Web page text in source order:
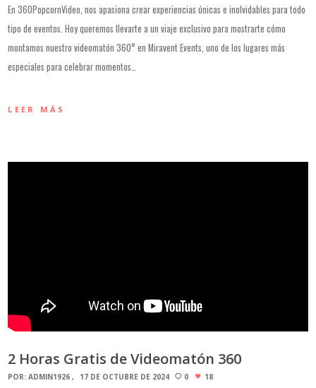
En 360PopcornVideo, nos apasiona crear experiencias únicas e inolvidables para todo
tipo de eventos. Hoy queremos llevarte a un viaje exclusivo para mostrarte cómo
montamos nuestro videomatón 360° en Miravent Events, uno de los lugares más
especiales para celebrar momentos…
LEER MÁS
2 Horas Gratis de Videomatón 360
POR:ADMIN1926 17 DE OCTUBRE DE 2024 0 18